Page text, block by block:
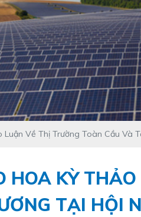
Về Thị Trường Toàn Cầu
KỲ
TẠI HỘI